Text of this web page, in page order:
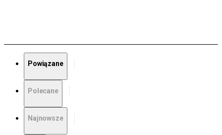
Powiązane
Polecane
Najnowsze